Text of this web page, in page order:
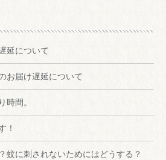
延について
お届け遅延について
時間。
！
蚊に刺されないためにはどうする？